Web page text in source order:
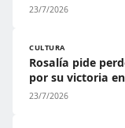
23/7/2026
CULTURA
Rosalía pide
por su victoria
23/7/2026